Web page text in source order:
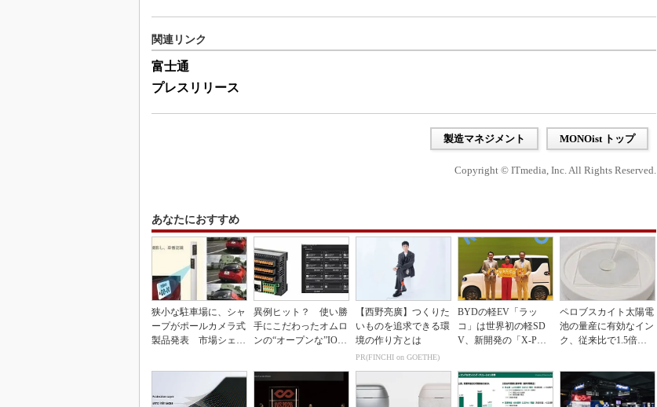
関連リンク
富士通
プレスリリース
製造マネジメント MONOist トップ
Copyright © ITmedia, Inc. All Rights Reserved.
あなたにおすすめ
狭小な駐車場に、シャ
ープがポールカメラ式
製品発表 市場シェア
異例ヒット？ 使い勝
手にこだわったオムロ
ンの“オープンな”IO-L
【西野亮廣】つくりた
いものを追求できる環
境の作り方とは
PR(FINCHI on GOETHE)
BYDの軽EV「ラッ
コ」は世界初の軽SD
V、新開発の「X-PAC
ペロブスカイト太陽電
池の量産に有効なイン
ク、従来比で1.5倍の